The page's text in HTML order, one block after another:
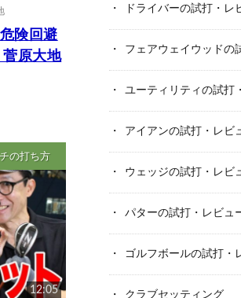
険回避
原大地
の打ち方
12:05
ドライバーの試打・レ
フェアウェイウッドの
ユーティリティの試打
アイアンの試打・レビ
ウェッジの試打・レビ
パターの試打・レビュ
ゴルフボールの試打・
クラブセッティング